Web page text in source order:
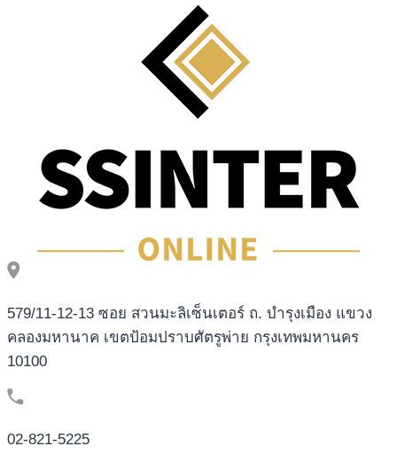
magische
Gewinne
unter
einsatz
treasure
2
579/11-12-13 ซอย สวนมะลิเซ็นเตอร์ ถ. บำรุงเมือง แขวง
คลองมหานาค เขตป้อมปราบศัตรูพ่าย กรุงเทพมหานคร
10100
02-821-5225